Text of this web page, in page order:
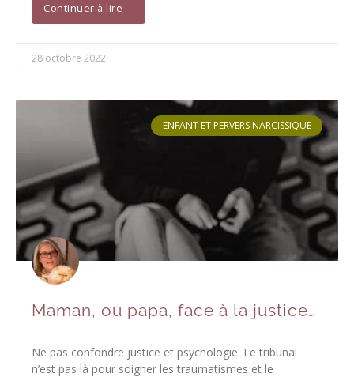
Continuer à lire
28 octobre 2022
ENFANT ET PERVERS NARCISSIQUE
Maman, ou papa, face à la justice…
Ne pas confondre justice et psychologie. Le tribunal
n’est pas là pour soigner les traumatismes et le